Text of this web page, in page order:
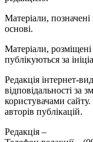
Матеріали,
основі.
Матеріали,
публікуються за
Редакція інтернет-
відповідальності за
користувачами
авторів публікацій.
Редакція –